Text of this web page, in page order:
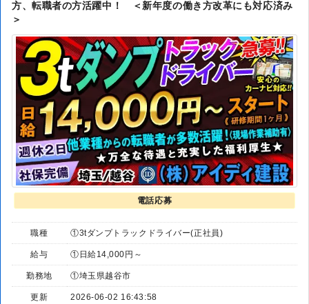
方、転職者の方活躍中！ ＜新年度の働き方改革にも対応済み
＞
電話応募
職種 ①3tダンプトラックドライバー(正社員)
給与 ①日給14,000円～
勤務地 ①埼玉県越谷市
更新 2026-06-02 16:43:58